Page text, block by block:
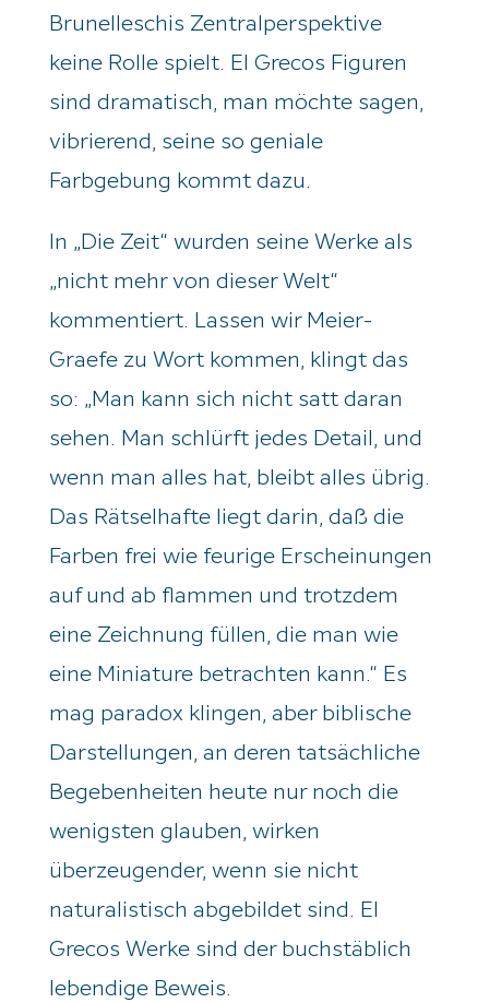
Brunelleschis Zentralperspektive
keine Rolle spielt. El Grecos Figuren
sind dramatisch, man möchte sagen,
vibrierend, seine so geniale
Farbgebung kommt dazu.
In „Die Zeit“ wurden seine Werke als
„nicht mehr von dieser Welt“
kommentiert. Lassen wir Meier-
Graefe zu Wort kommen, klingt das
so: „Man kann sich nicht satt daran
sehen. Man schlürft jedes Detail, und
wenn man alles hat, bleibt alles übrig.
Das Rätselhafte liegt darin, daß die
Farben frei wie feurige Erscheinungen
auf und ab flammen und trotzdem
eine Zeichnung füllen, die man wie
eine Miniature betrachten kann.“ Es
mag paradox klingen, aber biblische
Darstellungen, an deren tatsächliche
Begebenheiten heute nur noch die
wenigsten glauben, wirken
überzeugender, wenn sie nicht
naturalistisch abgebildet sind. El
Grecos Werke sind der buchstäblich
lebendige Beweis.